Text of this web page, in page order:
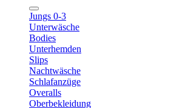
Jungs 0-3
Unterwäsche
Bodies
Unterhemden
Slips
Nachtwäsche
Schlafanzüge
Overalls
Oberbekleidung